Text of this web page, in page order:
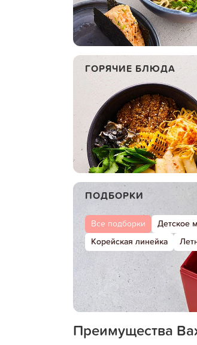
ГОРЯЧИЕ БЛЮДА
ПОДБОРКИ
Все подборки Детское
Корейская линейка
Преимущества